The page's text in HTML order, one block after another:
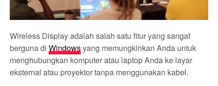
Wireless Display adalah salah satu fitur yang sangat
berguna diWindowsyang memungkinkan Anda untuk
menghubungkan komputer atau laptop Anda ke layar
eksternal atau proyektor tanpa menggunakan kabel.